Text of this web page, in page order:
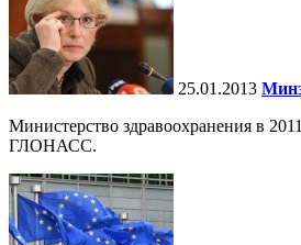
25.01.2013
Министерство здравоохранения в
ГЛОНАСС.